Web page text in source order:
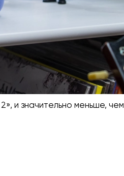
и значительно меньше, чем